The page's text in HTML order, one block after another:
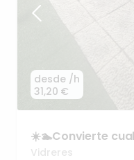
desde
31,20 €
/h
☀️🏊Convierte
experiencia
Vidreres